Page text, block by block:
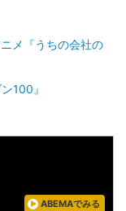
メ『うちの会社の
100』
ABEMAでみる